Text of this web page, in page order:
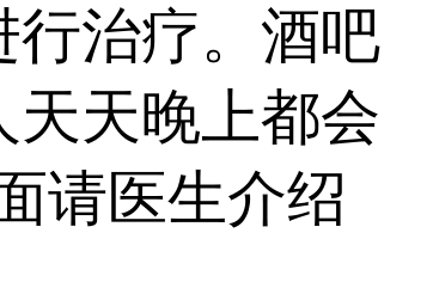
行治疗。酒吧
天晚上都会
请医生介绍